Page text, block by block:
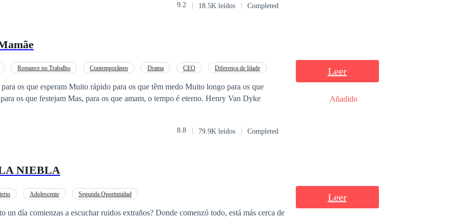
para Aranza Arteaga...el amor hacia su
hará lo inimaginable...
9.2 18.5K leídos Completed
Romance no Trabalho Contemporâneo Drama CEO Diferença de Idade
os que esperam Muito rápido para os que têm medo Muito longo para os que
lamentam Muito curto para os que festejam Mas, para os que amam, o tempo é eterno. Henry Van Dyke
8.8 79.9K leídos Completed
Leer
Añadido
NIEBLA
Adolescente Segunda Oportunidad
a escuchar ruidos extraños? Donde comenzó todo, está más cerca de
Leer